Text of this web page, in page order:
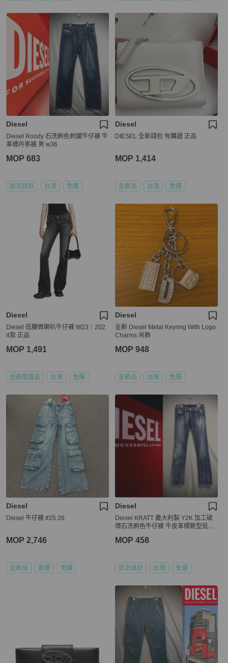
Diesel
Diesel Roody 石洗刷色刺繡牛仔褲 牛
革標丹寧褲 男 w36
MOP 683
狀況良好 台灣 免運
Diesel
DIESEL 全新錢包 有購證 正品
MOP 1,414
全新品 台灣 免運
Diesel
Diesel 低腰微喇叭牛仔褲 W23｜202
4款 正品
MOP 1,491
近新閒置品 台灣 免運
Diesel
全新 Diesel Metal Keyring With Logo
Charms 吊飾
MOP 948
全新品 台灣 免運
Diesel
Diesel 牛仔褲 #25 26
MOP 2,746
全新品 香港 免運
Diesel
Diesel KRATT 義大利製 Y2K 加工破
壞石洗刷色牛仔褲 牛皮革標靴型低腰
MOP 458
狀況良好 台灣 免運